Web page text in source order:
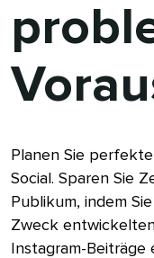
Planen Sie
Social. Sparen Sie
Publikum, indem
Zweck
Instagram-